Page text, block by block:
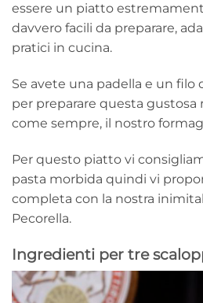
essere un piatto
davvero facili da preparare,
pratici in cucina.
Se avete una padella e un filo
per preparare questa gustosa
come sempre, il nostro
Per questo piatto vi
pasta morbida quindi vi
completa con la nostra
Pecorella.
Ingredienti per tre